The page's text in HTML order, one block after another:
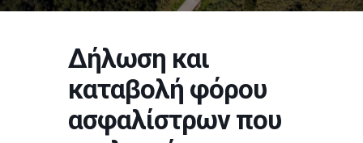
Δήλωση και
καταβολή φόρου
ασφαλίστρων που